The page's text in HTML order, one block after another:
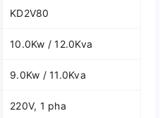
KD2V80
10.0Kw / 12.0Kva
9.0Kw / 11.0Kva
220V, 1 pha